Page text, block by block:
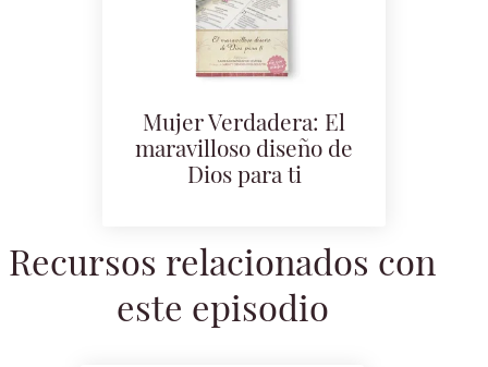
Mujer Verdadera: El
maravilloso diseño de
Dios para ti
Recursos relacionados con
este episodio